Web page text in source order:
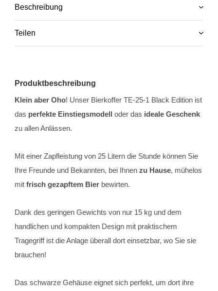
Beschreibung
Teilen
Produktbeschreibung
Klein aber Oho! Unser Bierkoffer TE-25-1 Black Edition ist
das perfekte Einstiegsmodell oder das ideale Geschenk
zu allen Anlässen.
Mit einer Zapfleistung von 25 Litern die Stunde können Sie
Ihre Freunde und Bekannten, bei Ihnen zu Hause, mühelos
mit frisch gezapftem Bier bewirten.
Dank des geringen Gewichts von nur 15 kg und dem
handlichen und kompakten Design mit praktischem
Tragegriff ist die Anlage überall dort einsetzbar, wo Sie sie
brauchen!
Das schwarze Gehäuse eignet sich perfekt, um dort ihre